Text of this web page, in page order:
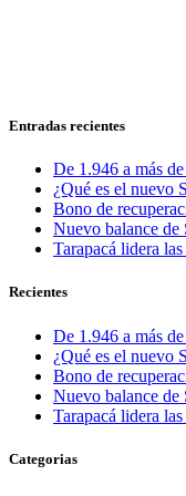
Entradas recientes
De 1.946 a más
¿Qué es el nuevo
Bono de
Nuevo balance de
Tarapacá lidera
Recientes
De 1.946 a más
¿Qué es el nuevo
Bono de
Nuevo balance de
Tarapacá lidera
Categorias